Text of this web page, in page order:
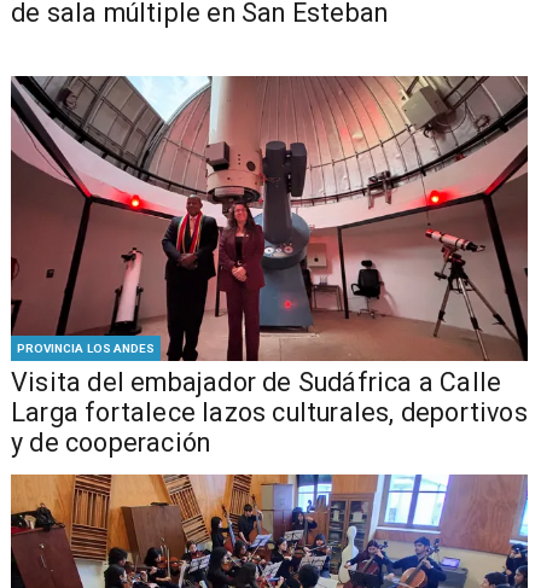
de sala múltiple en San Esteban
PROVINCIA LOS ANDES
​Visita del embajador de Sudáfrica a Calle
Larga fortalece lazos culturales, deportivos
y de cooperación